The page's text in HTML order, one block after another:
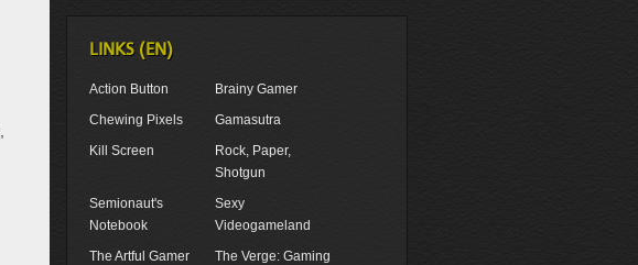
LINKS (EN)
Action Button
Brainy Gamer
Chewing Pixels
Gamasutra
Kill Screen
Rock, Paper,
Shotgun
Semionaut's
Notebook
Sexy
Videogameland
The Artful Gamer
The Verge: Gaming